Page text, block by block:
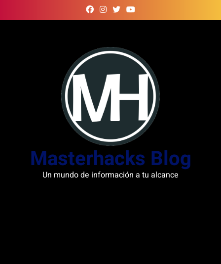
to
Masterhacks Blog
Un mundo de información a tu alcance